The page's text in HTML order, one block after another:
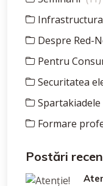
Despre Red-
Pentru
Securitatea
Spartakiadele
Formare
Postări